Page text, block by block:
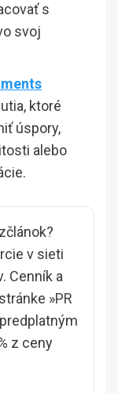
s
svoj
ktoré
úspory,
alebo
v sieti
Cenník a
»PR
z ceny